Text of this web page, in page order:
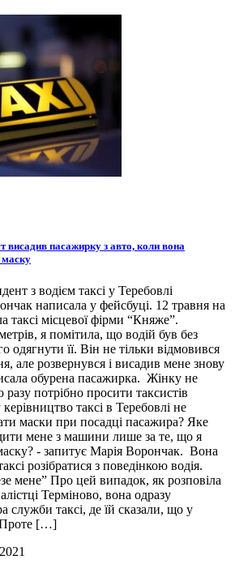
висадив пасажирку з авто, коли вона
маску
з водієм таксі у Теребовлі
написала у фейсбуці. 12 травня на
таксі місцевої фірми “Княже”.
я помітила, що водій був без
одягнути її. Він не тільки відмовився
але розвернувся і висадив мене знову
обурена пасажирка. Жінку не
потрібно просити таксистів
таксі в Теребовлі не
маски при посадці пасажира? Яке
мене з машини лише за те, що я
- запитує Марія Ворончак. Вона
розібратися з поведінкою водія.
мене” Про цей випадок, як розповіла
Терміново, вона одразу
служби таксі, де їй сказали, що у
Проте […]